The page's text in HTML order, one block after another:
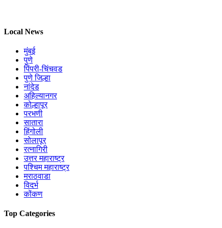
Local News
मुंबई
पुणे
पिंपरी-चिंचवड
पुणे जिल्हा
नांदेड
अहिल्यानगर
कोल्हापूर
परभणी
सातारा
हिंगोली
सोलापूर
रत्नागिरी
उत्तर महाराष्ट्र
पश्चिम महाराष्ट्र
मराठवाडा
विदर्भ
कोंकण
Top Categories